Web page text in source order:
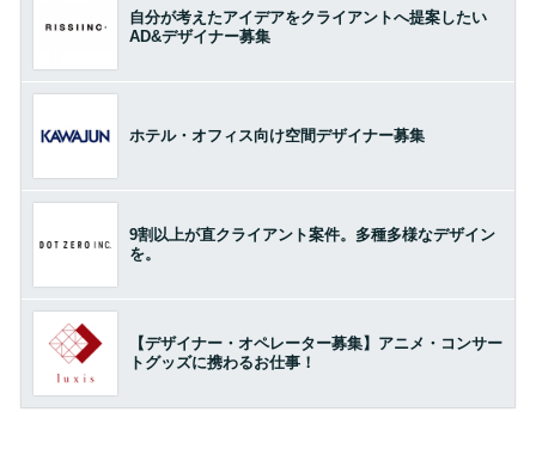
自分が考えたアイデアをクライアントへ提案したい
AD&デザイナー募集
ホテル・オフィス向け空間デザイナー募集
9割以上が直クライアント案件。多種多様なデザイン
を。
【デザイナー・オペレーター募集】アニメ・コンサー
トグッズに携わるお仕事！